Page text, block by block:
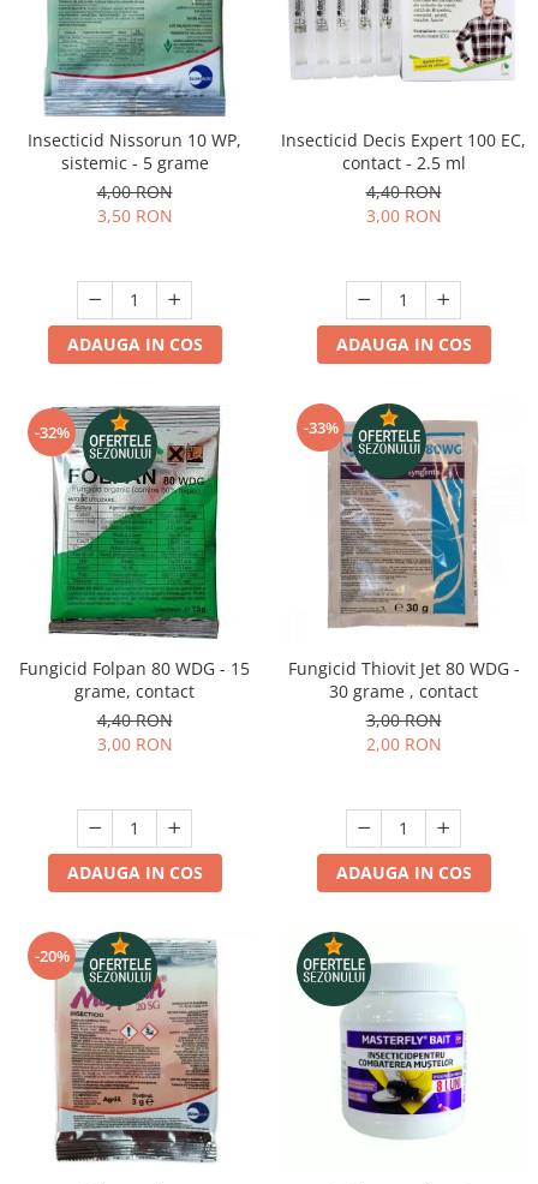
pneumatice
Cricuri pneumatice
Prese Hidraulice
Prese de rulmenti hidraulice
Prese de indoit tevi hidraulice
Echipamente electrice
Benzi izolatoare
Role Prelungitoare
Echipamente auto
Unelte de mana
Scule pneumatice
& Truse reparatii caroserie
Cabluri si incarcatoare acumulator
Echipamente de ridicat
Chinga ancorare
Depozitare si organizare
Freza de zapada
Echipamente de curatenie
Insecticid Nissorun 10 WP,
sistemic - 5 grame
4,00 RON
3,50 RON
ADAUGA IN COS
Insecticid Decis Expert 100 EC,
contact - 2.5 ml
4,40 RON
3,00 RON
ADAUGA IN COS
-32%
Fungicid Folpan 80 WDG - 15
grame, contact
4,40 RON
3,00 RON
ADAUGA IN COS
-33%
Fungicid Thiovit Jet 80 WDG -
30 grame , contact
3,00 RON
2,00 RON
ADAUGA IN COS
-20%